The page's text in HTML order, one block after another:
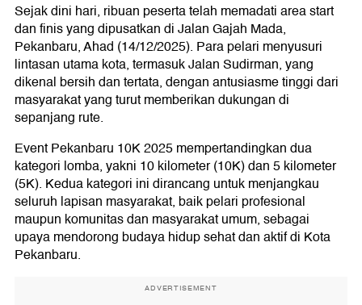
Sejak dini hari, ribuan peserta telah memadati area start
dan finis yang dipusatkan di Jalan Gajah Mada,
Pekanbaru, Ahad (14/12/2025). Para pelari menyusuri
lintasan utama kota, termasuk Jalan Sudirman, yang
dikenal bersih dan tertata, dengan antusiasme tinggi dari
masyarakat yang turut memberikan dukungan di
sepanjang rute.
Event Pekanbaru 10K 2025 mempertandingkan dua
kategori lomba, yakni 10 kilometer (10K) dan 5 kilometer
(5K). Kedua kategori ini dirancang untuk menjangkau
seluruh lapisan masyarakat, baik pelari profesional
maupun komunitas dan masyarakat umum, sebagai
upaya mendorong budaya hidup sehat dan aktif di Kota
Pekanbaru.
ADVERTISEMENT